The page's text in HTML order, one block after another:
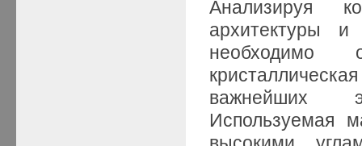
Анализируя
архитектуры
необходимо
важнейших
Используемая